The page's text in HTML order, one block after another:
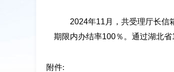
2024年11月，共受理厅长信
期限内办结率100％。通过湖北
附件: